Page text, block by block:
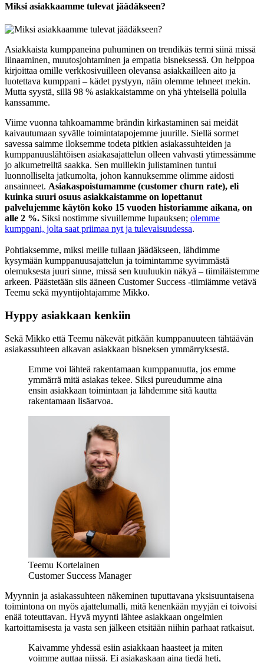
Miksi asiakkaamme tulevat jäädäkseen?
Asiakkaista kumppaneina puhuminen on trendikäs termi siinä missä
liinaaminen, muutosjohtaminen ja empatia bisneksessä. On helppoa
kirjoittaa omille verkkosivuilleen olevansa asiakkailleen aito ja
luotettava kumppani – kädet pystyyn, näin olemme tehneet mekin.
Mutta syystä, sillä 98 % asiakkaistamme on yhä yhteisellä polulla
kanssamme.
Viime vuonna tahkoamamme brändin kirkastaminen sai meidät
kaivautumaan syvälle toimintatapojemme juurille. Siellä sormet
savessa saimme iloksemme todeta pitkien asiakassuhteiden ja
kumppanuuslähtöisen asiakasajattelun olleen vahvasti ytimessämme
jo alkumetreiltä saakka. Sen muillekin julistaminen tuntui
luonnolliselta jatkumolta, johon kannuksemme olimme aidosti
ansainneet. Asiakaspoistumamme (customer churn rate), eli
kuinka suuri osuus asiakkaistamme on lopettanut
palvelujemme käytön koko 15 vuoden historiamme aikana, on
alle 2 %. Siksi nostimme sivuillemme lupauksen; olemme
kumppani, jolta saat priimaa nyt ja tulevaisuudessa.
Pohtiaksemme, miksi meille tullaan jäädäkseen, lähdimme
kysymään kumppanuusajattelun ja toimintamme syvimmästä
olemuksesta juuri sinne, missä sen kuuluukin näkyä – tiimiläistemme
arkeen. Päästetään siis ääneen Customer Success -tiimiämme vetävä
Teemu sekä myyntijohtajamme Mikko.
Hyppy asiakkaan kenkiin
Sekä Mikko että Teemu näkevät pitkään kumppanuuteen tähtäävän
asiakassuhteen alkavan asiakkaan bisneksen ymmärryksestä.
Emme voi lähteä rakentamaan kumppanuutta, jos emme
ymmärrä mitä asiakas tekee. Siksi pureudumme aina
ensin asiakkaan toimintaan ja lähdemme sitä kautta
rakentamaan lisäarvoa.
Teemu Kortelainen
Customer Success Manager
Myynnin ja asiakassuhteen näkeminen tuputtavana yksisuuntaisena
toimintona on myös ajattelumalli, mitä kenenkään myyjän ei toivoisi
enää toteuttavan. Hyvä myynti lähtee asiakkaan ongelmien
kartoittamisesta ja vasta sen jälkeen etsitään niihin parhaat ratkaisut.
Kaivamme yhdessä esiin asiakkaan haasteet ja miten
voimme auttaa niissä. Ei asiakaskaan aina tiedä heti,